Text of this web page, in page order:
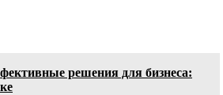
решения для бизнеса: